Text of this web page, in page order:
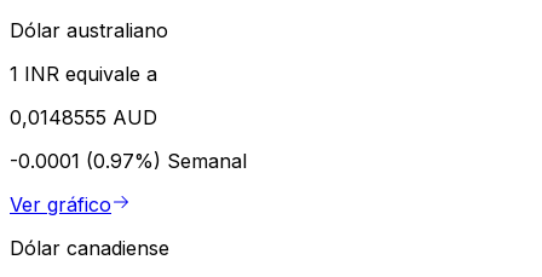
Dólar australiano
1 INR equivale a
0,0148555 AUD
-0.0001 (0.97%) Semanal
Ver gráfico
Dólar canadiense